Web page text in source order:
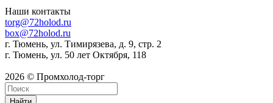
Наши контакты
torg@72holod.ru
box@72holod.ru
г. Тюмень, ул. Тимирязева, д. 9, стр. 2
г. Тюмень, ул. 50 лет Октября, 118
2026 © Промхолод-торг